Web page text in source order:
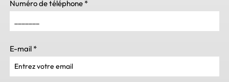
Numéro de téléphone *
E-mail *